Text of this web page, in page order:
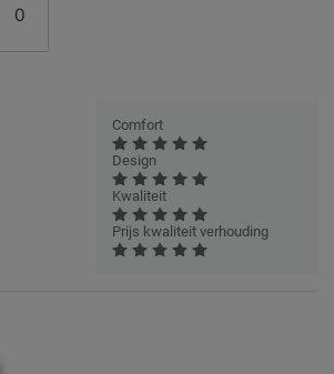
0
Comfort
Design
Kwaliteit
Prijs kwaliteit verhouding